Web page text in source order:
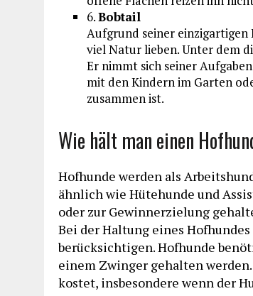
6.Bobtail
Aufgrund seiner einzigartigen
viel Natur lieben. Unter dem
Er nimmt sich seiner
mit den Kindern im Garten
zusammen ist.
Wie hält man einen
Hofhunde werden als
ähnlich wie Hütehunde und
oder zur Gewinnerzielung
Bei der Haltung eines
berücksichtigen. Hofhunde
einem Zwinger gehalten
kostet, insbesondere wenn der